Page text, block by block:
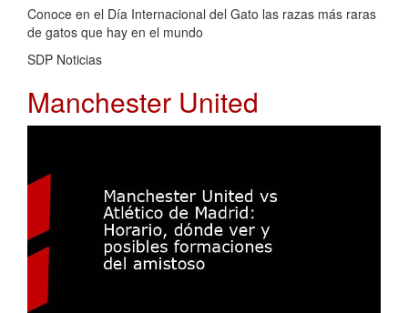
Conoce en el Día Internacional del Gato las razas más raras
de gatos que hay en el mundo
SDP Noticias
Manchester United